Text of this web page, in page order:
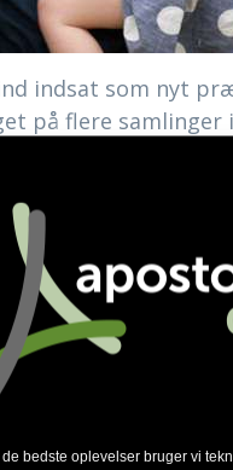
bedste oplevelser bruger vi
indsat som nyt
på flere
og
i
for Birgit og Allan.